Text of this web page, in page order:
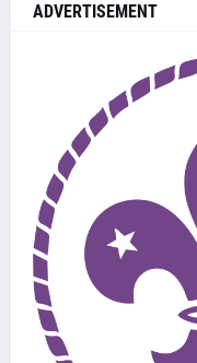
ADVERTISEMENT